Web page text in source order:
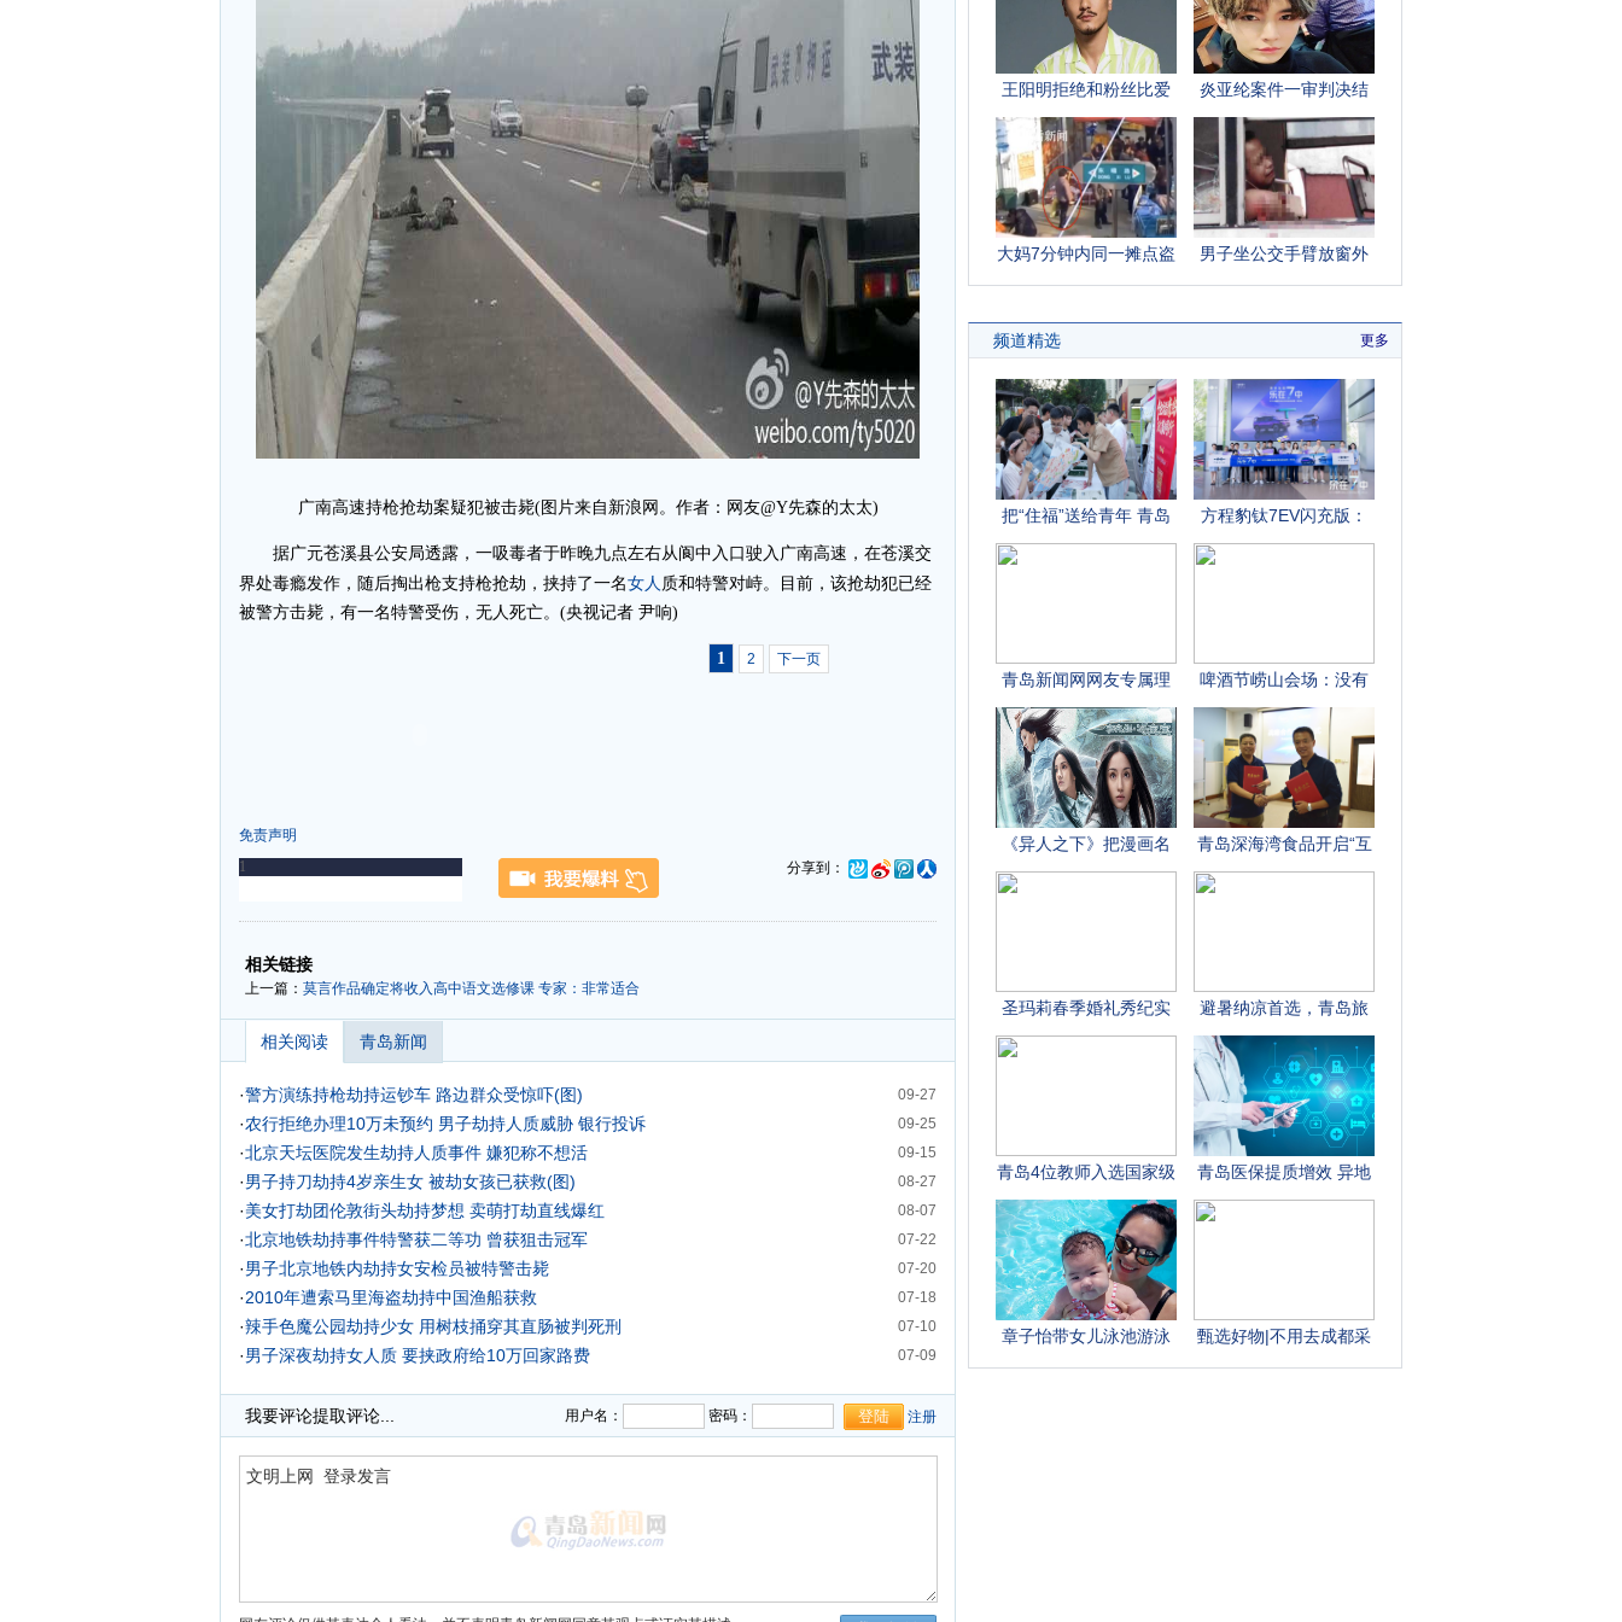
广南高速持枪抢劫案疑犯被击毙(图片来自新浪网。作者：网友@Y先森的太太)
据广元苍溪县公安局透露，一吸毒者于昨晚九点左右从阆中入口驶入广南高速，在苍溪交
界处毒瘾发作，随后掏出枪支持枪抢劫，挟持了一名女人 质和特警对峙。目前，该抢劫犯已经
被警方击毙，有一名特警受伤，无人死亡。(央视记者 尹响)
1 2 下一页
免责声明
分享到：
-
相关链接
上一篇： 莫言作品确定将收入高中语文选修课 专家：非常适合
相关阅读 青岛新闻
09-27
·警方演练持枪劫持运钞车 路边群众受惊吓(图)
09-25
·农行拒绝办理10万未预约 男子劫持人质威胁 银行投诉
09-15
·北京天坛医院发生劫持人质事件 嫌犯称不想活
08-27
·男子持刀劫持4岁亲生女 被劫女孩已获救(图)
08-07
·美女打劫团伦敦街头劫持梦想 卖萌打劫直线爆红
07-22
·北京地铁劫持事件特警获二等功 曾获狙击冠军
07-20
·男子北京地铁内劫持女安检员被特警击毙
07-18
·2010年遭索马里海盗劫持中国渔船获救
07-10
·辣手色魔公园劫持少女 用树枝捅穿其直肠被判死刑
07-09
·男子深夜劫持女人质 要挟政府给10万回家路费
我要评论提取评论... 用户名： 密码： 注册